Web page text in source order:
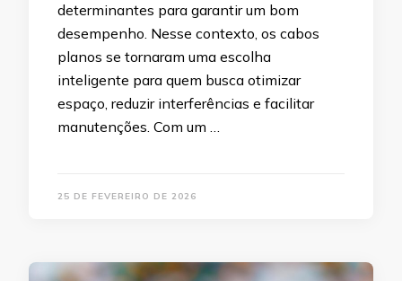
determinantes para garantir um bom
desempenho. Nesse contexto, os cabos
planos se tornaram uma escolha
inteligente para quem busca otimizar
espaço, reduzir interferências e facilitar
manutenções. Com um …
25 DE FEVEREIRO DE 2026